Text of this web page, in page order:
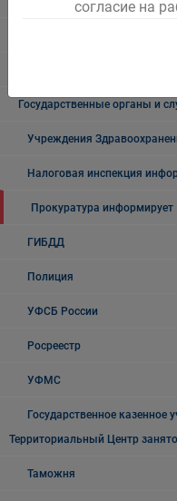
Государственные органы и
Учреждения
Налоговая инспекция
Прокуратура информирует
ГИБДД
Полиция
УФСБ России
Росреестр
УФМС
Государственное казенное
Территориальный Центр
Таможня
согласие на